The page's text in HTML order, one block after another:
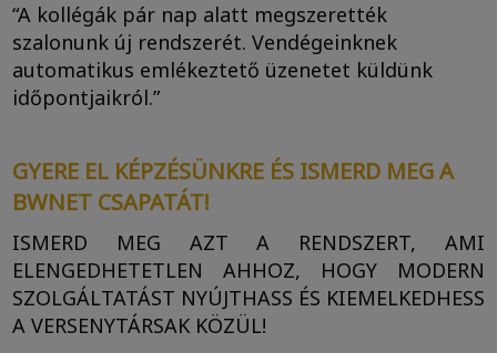
“A kollégák pár nap alatt megszerették
szalonunk új rendszerét. Vendégeinknek
automatikus emlékeztető üzenetet küldünk
időpontjaikról.”
GYERE EL KÉPZÉSÜNKRE ÉS ISMERD MEG A
BWNET CSAPATÁT!
ISMERD MEG AZT A RENDSZERT, AMI
ELENGEDHETETLEN AHHOZ, HOGY MODERN
SZOLGÁLTATÁST NYÚJTHASS ÉS KIEMELKEDHESS
A VERSENYTÁRSAK KÖZÜL!